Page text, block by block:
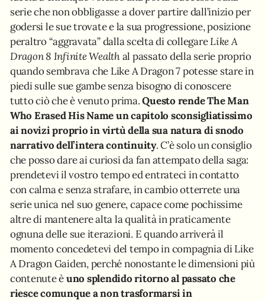
serie che non obbligasse a dover partire dall’inizio per
godersi le sue trovate e la sua progressione, posizione
peraltro “aggravata” dalla scelta di collegareLike A
Dragon 8 Infinite Wealthal passato della serie proprio
quando sembrava che Like A Dragon 7 potesse stare in
piedi sulle sue gambe senza bisogno di conoscere
tutto ciò che è venuto prima.Questo rende The Man
Who Erased His Name un capitolo sconsigliatissimo
ai novizi proprio in virtù della sua natura di snodo
narrativo dell’intera continuity. C’è solo un consiglio
che posso dare ai curiosi da fan attempato della saga:
prendetevi il vostro tempo ed entrateci in contatto
con calma e senza strafare, in cambio otterrete una
serie unica nel suo genere, capace come pochissime
altre di mantenere alta la qualità in praticamente
ognuna delle sue iterazioni. E quando arriverà il
momento concedetevi del tempo in compagnia di Like
A Dragon Gaiden, perché nonostante le dimensioni più
contenute èuno splendido ritorno al passato che
riesce comunque a non trasformarsi in